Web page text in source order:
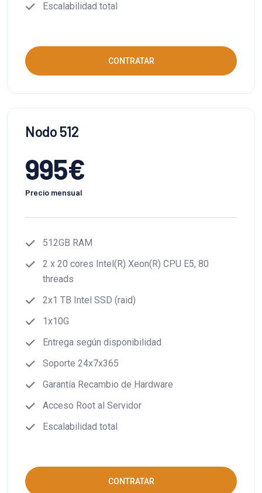
Escalabilidad total
CONTRATAR
Nodo 512
995€
Precio mensual
512GB RAM
2 x 20 cores Intel(R) Xeon(R) CPU E5, 80
threads
2x1 TB Intel SSD (raid)
1x10G
Entrega según disponibilidad
Soporte 24x7x365
Garantía Recambio de Hardware
Acceso Root al Servidor
Escalabilidad total
CONTRATAR